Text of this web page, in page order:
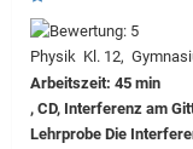
Physik Kl. 12,
Arbeitszeit: 45 min
, CD, Interferenz am
Lehrprobe Die